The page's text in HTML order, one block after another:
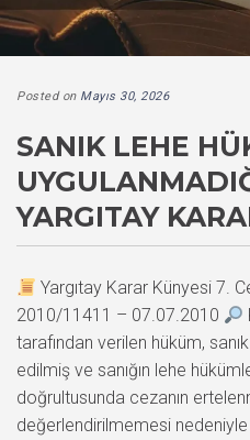
Posted on Mayıs 30, 2026
SANIK LEHE
YARGITAY
Yargıtay Karar Künyesi 7.
2010/11411 – 07.07.2010
tarafından verilen hüküm,
edilmiş ve sanığın lehe
doğrultusunda cezanın
değerlendirilmemesi